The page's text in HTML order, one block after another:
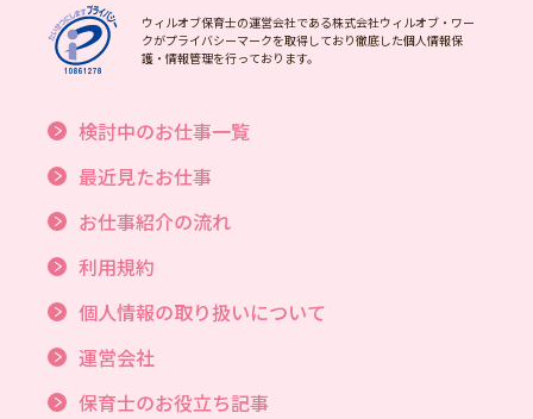
ウィルオブ保育士の運営会社である株式会社ウィルオブ・ワー
クがプライバシーマークを取得しており徹底した個人情報保
護・情報管理を行っております。
検討中のお仕事一覧
最近見たお仕事
お仕事紹介の流れ
利用規約
個人情報の取り扱いについて
運営会社
保育士のお役立ち記事